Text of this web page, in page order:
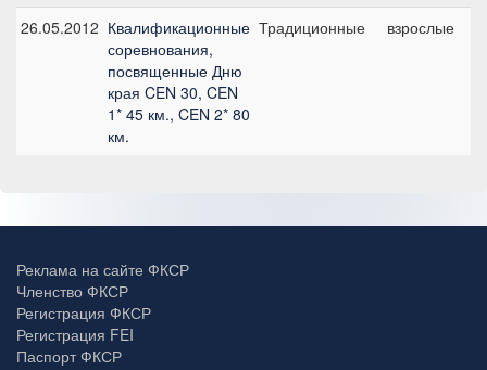
26.05.2012 Квалификационные
соревнования,
посвященные Дню
края CEN 30, CEN
1* 45 км., CEN 2* 80
км.
Традиционные взрослые
Реклама на сайте ФКСР
Членство ФКСР
Регистрация ФКСР
Регистрация FEI
Паспорт ФКСР